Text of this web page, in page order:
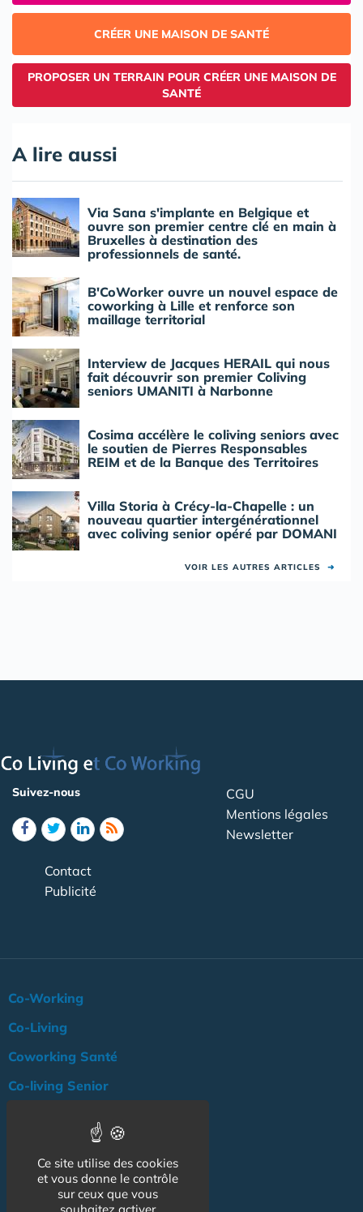
CRÉER UNE MAISON DE SANTÉ
PROPOSER UN TERRAIN POUR CRÉER UNE MAISON DE
SANTÉ
A lire aussi
Via Sana s'implante en Belgique et
ouvre son premier centre clé en main à
Bruxelles à destination des
professionnels de santé.
B'CoWorker ouvre un nouvel espace de
coworking à Lille et renforce son
maillage territorial
Interview de Jacques HERAIL qui nous
fait découvrir son premier Coliving
seniors UMANITI à Narbonne
Cosima accélère le coliving seniors avec
le soutien de Pierres Responsables
REIM et de la Banque des Territoires
Villa Storia à Crécy-la-Chapelle : un
nouveau quartier intergénérationnel
avec coliving senior opéré par DOMANI
VOIR LES AUTRES ARTICLES ➜
Suivez-nous
CGU
Mentions légales
Newsletter
Contact
Publicité
Co-Working
Co-Living
Coworking Santé
Co-living Senior
Professionnels
NOS AUTRES SITES :
Ce site utilise des cookies
et vous donne le contrôle
sur ceux que vous